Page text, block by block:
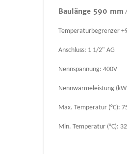
Baulänge 590 mm /
Temperaturbegrenzer
Anschluss: 1 1/2" AG
Nennspannung: 400V
Nennwärmeleistung
Max. Temperatur (°C):
Min. Temperatur (°C): 32